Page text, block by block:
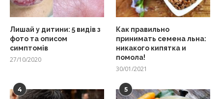
Лишай у дитини: 5 видів з
фото та описом
симптомів
27/10/2020
Как правильно
принимать семена льна:
никакого кипятка и
помола!
30/01/2021
4 5